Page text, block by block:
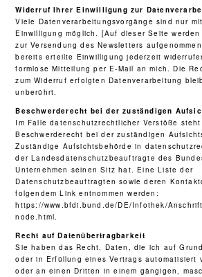
Widerruf Ihrer Einwilligung zur
Viele Datenverarbeitungsvorgänge sind nur
Einwilligung möglich. [Auf dieser Seite
zur Versendung des Newsletters
bereits erteilte Einwilligung jederzeit
formlose Mitteilung per E-Mail an mich. Die
zum Widerruf erfolgten Datenverarbeitung
unberührt.
Beschwerderecht bei der zuständigen
Im Falle datenschutzrechtlicher Verstöße
Beschwerderecht bei der zuständigen
Zuständige Aufsichtsbehörde in
der Landesdatenschutzbeauftragte des
Unternehmen seinen Sitz hat. Eine Liste der
Datenschutzbeauftragten sowie deren
folgendem Link entnommen werden:
https://www.bfdi.bund.de/DE/Infothek/
node.html.
Recht auf Datenübertragbarkeit
Sie haben das Recht, Daten, die ich auf
oder in Erfüllung eines Vertrags automatisiert
oder an einen Dritten in einem gängigen,